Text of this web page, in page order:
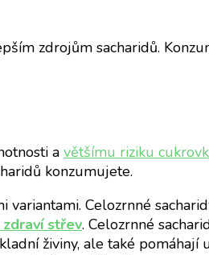
zdrojům sacharidů.
a většímu riziku
konzumujete.
variantami. Celozrnné
střev. Celozrnné
živiny, ale také pomáhají